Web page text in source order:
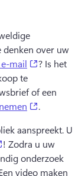
denken over uw
mail (opens in
? Is het
te
of een
.
aanspreekt. U
(opens in a new
! Zodra u uw
onderzoek
video maken